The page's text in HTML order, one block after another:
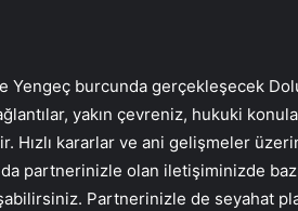
Yengeç burcunda gerçekleşecek
yakın çevreniz, hukuki
Hızlı kararlar ve ani gelişmeler
partnerinizle olan iletişiminizde
Partnerinizle de seyahat